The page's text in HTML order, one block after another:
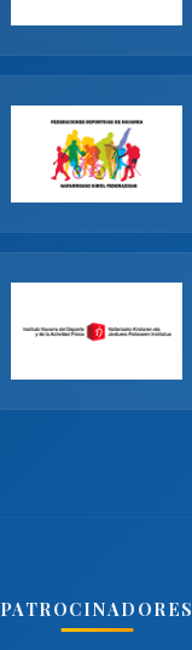
PATROCINADORES